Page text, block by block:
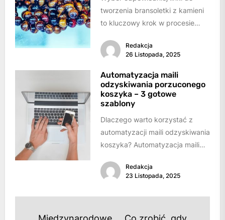
tworzenia bransoletki z kamieni
to kluczowy krok w procesie
linka nie tylko wpływa...
Redakcja
26 Listopada, 2025
Automatyzacja maili
odzyskiwania porzuconego
koszyka – 3 gotowe
szablony
Dlaczego warto korzystać z
automatyzacji maili odzyskiwania
koszyka? Automatyzacja maili
koszyka jest niezwykle
skutecznym narzędziem w e-
commerce, pozwalającym...
Redakcja
23 Listopada, 2025